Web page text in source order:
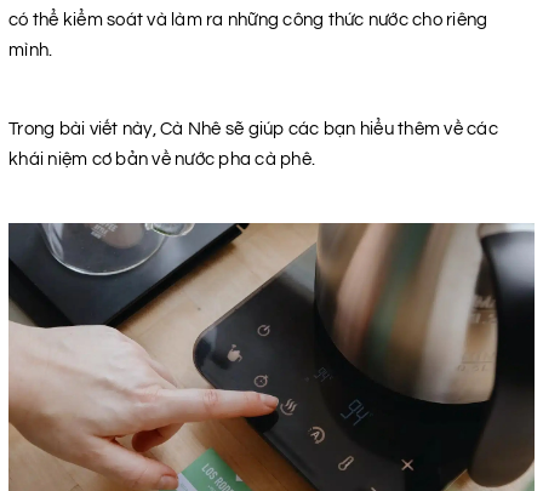
có thể kiểm soát và làm ra những công thức nước cho riêng
mình.
Trong bài viết này, Cà Nhê sẽ giúp các bạn hiểu thêm về các
khái niệm cơ bản về nước pha cà phê.